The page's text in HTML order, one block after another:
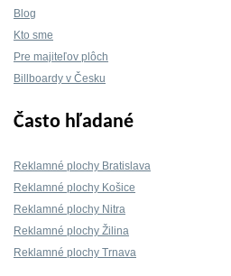
Blog
Kto sme
Pre majiteľov plôch
Billboardy v Česku
Často hľadané
Reklamné plochy Bratislava
Reklamné plochy Košice
Reklamné plochy Nitra
Reklamné plochy Žilina
Reklamné plochy Trnava